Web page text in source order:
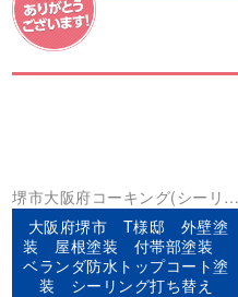
堺市大阪府コーキング(シーリン
グ)ベランダ防水外壁塗装 屋根塗
装防水工事
大阪府堺市 T様邸 外壁塗
装 屋根塗装 付帯部塗装
ベランダ防水トップコート塗
装 シーリング打ち替え